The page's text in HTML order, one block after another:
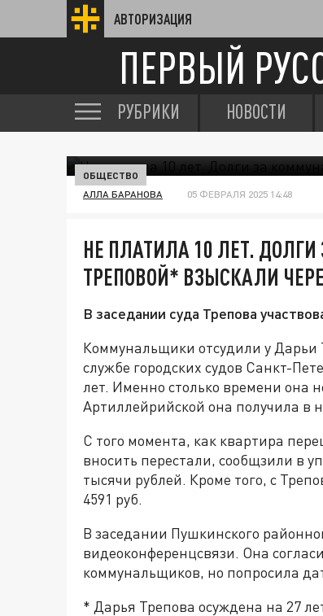
АВТОРИЗАЦИЯ
ПЕРВЫЙ
РУБРИКИ НОВОСТИ
ОБЩЕСТВО
АЛЛА БАРАНОВА 05 ФЕВРАЛЯ 2025 14:48
НЕ ПЛАТИЛА 10 ЛЕТ.
ТРЕПОВОЙ* ВЗЫСКАЛИ
В заседании суда Трепова
Коммунальщики отсудили у Дарьи
службе городских судов Санкт-
лет. Именно столько времени она
Артиллейрийской она получила в
С того момента, как квартира
вносить перестали, сообщзили в
тысячи рублей. Кроме того, с
4591 руб.
В заседании Пушкинского
видеоконференцсвязи. Она
коммунальщиков, но попросила
* Дарья Трепова осуждена на 27